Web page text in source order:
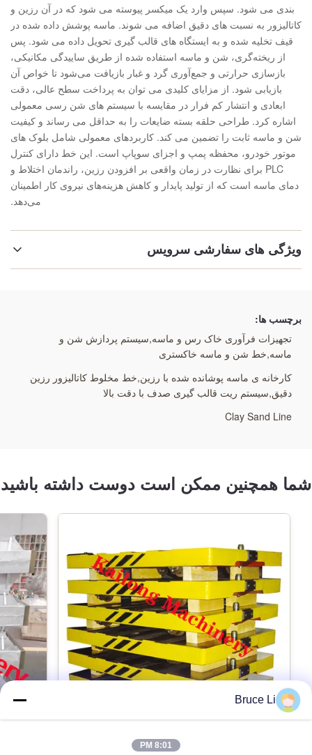
بندی می شود. سپس وارد یک میکسر پیوسته می شود که در آن رزین و
کاتالیزور به نسبت های دقیق اضافه می شوند. ماسه پوشش داده شده در
قیف تخلیه شده و به ایستگاه های قالب گیری تحویل داده می شود. پس
از ریخته‌گری، شن و ماسه استفاده شده از طریق ساییدگی مکانیکی،
بازسازی حرارتی و جمع‌آوری گرد و غبار بازیافت می‌شود تا خواص آن
بازیابی شود. از مزایای کلیدی می توان به پرداخت سطح عالی، دقت
ابعادی و انتشار کم فرار در مقایسه با سیستم های شن رسی معمولی
اشاره کرد. طراحی حلقه بسته ضایعات را به حداقل می رساند و کیفیت
شن و ماسه ثابت را تضمین می کند. کاربردهای معمولی شامل بلوک های
موتور خودرو، محفظه پمپ و اجزای سوپاپ است. این خط دارای کنترل
PLC برای نظارت در زمان واقعی بر افزودن رزین، راندمان اختلاط و
دمای ماسه است که از تولید پایدار و کاهش هزینه‌های نیروی کار اطمینان
می‌دهد.
ویژگی های سفارشی سرویس
خط مخلوط کاتالیزور رزین دقیق
سیستم ریت قالب گیری صدف با دقت بالا
برچسب ها:
تجهیزات فرآوری خاک رس و ماسه,سیستم پردازش شن و
ماسه,خط شن و ماسه خاکستری
کارخانه ی ماسه پوشانده شده با رزین,خط مخلوط کاتالیزور رزین
دقیق,سیستم ریت قالب گیری صدف با دقت بالا
Clay Sand Line
شما همچنین ممکن است دوست داشته باشید
Bruce Li
8:01 PM